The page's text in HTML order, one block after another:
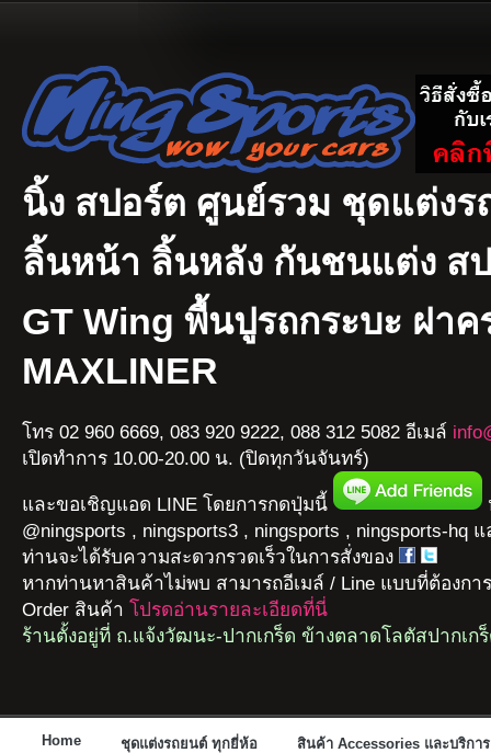
นิ้ง สปอร์ต ศูนย์รวม ชุดแต่งร
ลิ้นหน้า ลิ้นหลัง กันชนแต่ง สป
GT Wing พื้นปูรถกระบะ ฝาค
MAXLINER
โทร 02 960 6669, 083 920 9222, 088 312 5082 อีเมล์
เปิดทำการ 10.00-20.00 น. (ปิดทุกวันจันทร์)
และขอเชิญแอด LINE โดยการกดปุ่มนี้
@ningsports , ningsports3 , ningsports , ningsports-hq
ท่านจะได้รับความสะดวกรวดเร็วในการสั่งของ
หากท่านหาสินค้าไม่พบ สามารถอีเมล์ / Line แบบที่ต้องกา
Order สินค้า โปรดอ่านรายละเอียดที่นี่
ร้านตั้งอยู่ที่ ถ.แจ้งวัฒนะ-ปากเกร็ด ข้างตลาดโลตัสปากเก
Home ชุดแต่งรถยนต์ ทุกยี่ห้อ สินค้า Accessories และบริการ